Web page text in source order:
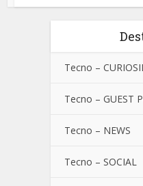
Tecno –
Tecno – GUEST
Tecno – NEWS
Tecno – SOCIAL